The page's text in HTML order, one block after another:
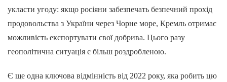
укласти угоду: якщо росіяни забезпечать безпечний прохід
продовольства з України через Чорне море, Кремль отримає
можливість експортувати свої добрива. Цього разу
геополітична ситуація є більш роздробленою.
Є ще одна ключова відмінність від 2022 року, яка робить цю